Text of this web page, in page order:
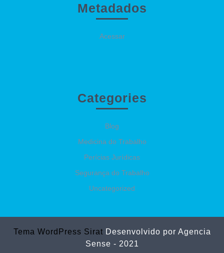
Metadados
Acessar
Categories
Blog
Medicina do Trabalho
Perícias Jurídicas
Segurança do Trabalho
Uncategorized
Tema WordPress Sirat Desenvolvido por Agencia
Sense - 2021